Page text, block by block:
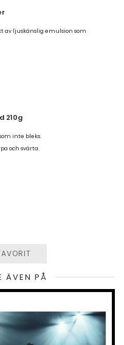
av ljuskänslig emulsion som
210g
inte bleks.
och svärta.
ÄVEN PÅ